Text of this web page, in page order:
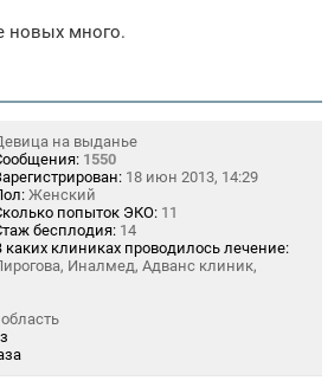
новых много.
на выданье
1550
18 июн 2013, 14:29
Женский
попыток ЭКО: 11
бесплодия: 14
каких клиниках проводилось лечение:
Иналмед, Адванс клиник,